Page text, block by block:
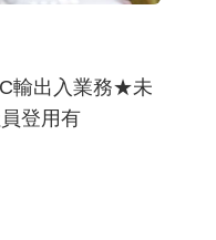
輸出入業務★未
登用有